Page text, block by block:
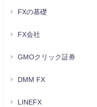
FXの基礎
FX会社
GMOクリック証券
DMM FX
LINEFX